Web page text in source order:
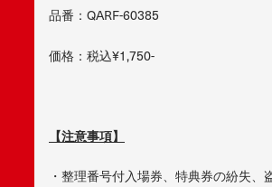
品番：QARF-60385
価格：税込¥1,750-
【注意事項】
・整理番号付入場券、特典券の紛失、